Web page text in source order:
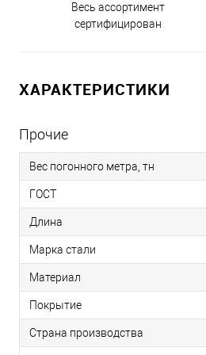
Весь ассортимент
сертифицирован
ХАРАКТЕРИСТИКИ
Прочие
Вес погонного метра, тн
ГОСТ
Длина
Марка стали
Материал
Покрытие
Страна производства